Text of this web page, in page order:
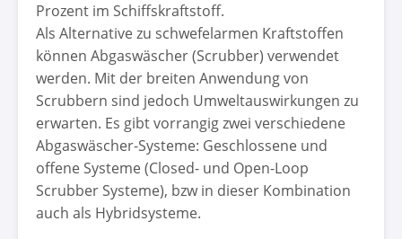
Prozent im Schiffskraftstoff.
Als Alternative zu schwefelarmen Kraftstoffen
können Abgaswäscher (Scrubber) verwendet
werden. Mit der breiten Anwendung von
Scrubbern sind jedoch Umweltauswirkungen zu
erwarten. Es gibt vorrangig zwei verschiedene
Abgaswäscher-Systeme: Geschlossene und
offene Systeme (Closed- und Open-Loop
Scrubber Systeme), bzw in dieser Kombination
auch als Hybridsysteme.